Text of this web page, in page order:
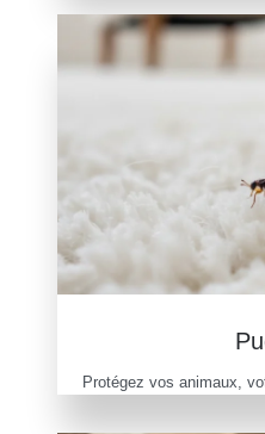
Protégez vos animaux,